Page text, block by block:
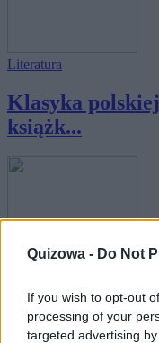
Quizowa - Do Not
If you wish to opt-out
processing of your
targeted advertising
Literatura
Klasyka
książk...
Literatura
Czy
to ...